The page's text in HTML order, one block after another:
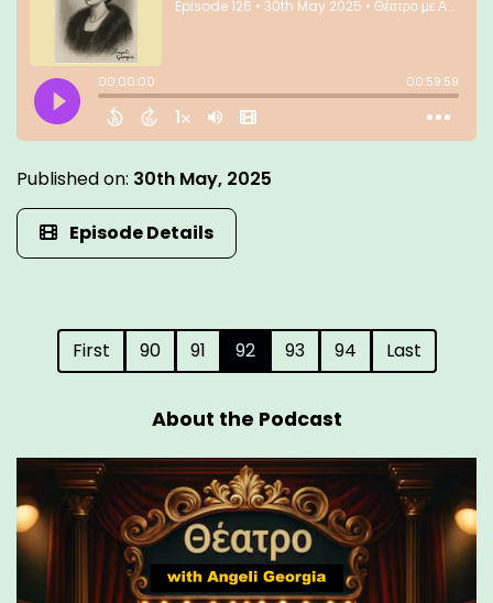
Published on: 30th May, 2025
Episode Details
First 90 91 92 93 94 Last
About the Podcast